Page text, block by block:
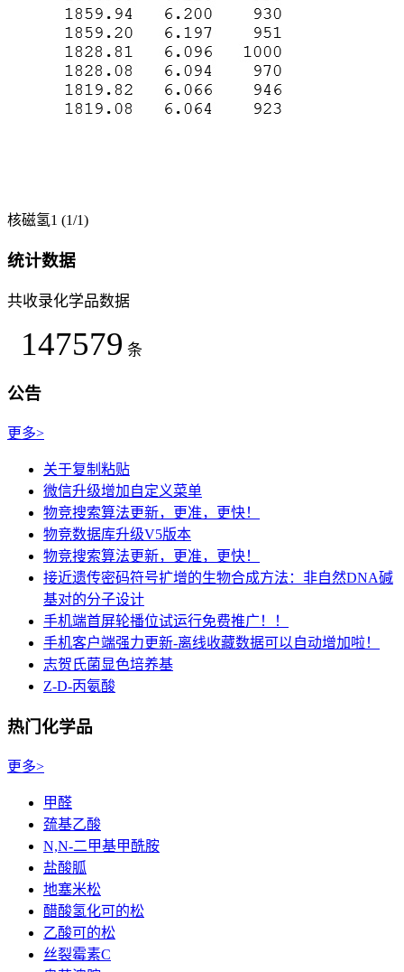
核磁氢1 (1/1)
统计数据
共收录化学品数据
147579 条
公告
更多>
关于复制粘贴
微信升级增加自定义菜单
物竞搜索算法更新，更准，更快！
物竞数据库升级V5版本
物竞搜索算法更新，更准，更快！
接近遗传密码符号扩增的生物合成方法：非自然DNA碱
基对的分子设计
手机端首屏轮播位试运行免费推广！！
手机客户端强力更新-离线收藏数据可以自动增加啦！
志贺氏菌显色培养基
Z-D-丙氨酸
热门化学品
更多>
甲醛
巯基乙酸
N,N-二甲基甲酰胺
盐酸胍
地塞米松
醋酸氢化可的松
乙酸可的松
丝裂霉素C